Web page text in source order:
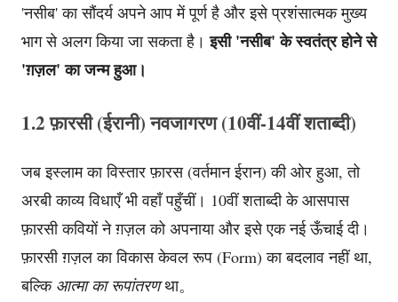
'नसीब' का सौंदर्य अपने आप में पूर्ण है और इसे प्रशंसात्मक मुख्य
भाग से अलग किया जा सकता है।इसी 'नसीब' के स्वतंत्र होने से
'ग़ज़ल' का जन्म हुआ।
1.2 फ़ारसी (ईरानी) नवजागरण (10वीं-14वीं शताब्दी)
जब इस्लाम का विस्तार फ़ारस (वर्तमान ईरान) की ओर हुआ, तो
अरबी काव्य विधाएँ भी वहाँ पहुँचीं। 10वीं शताब्दी के आसपास
फ़ारसी कवियों ने ग़ज़ल को अपनाया और इसे एक नई ऊँचाई दी।
फ़ारसी ग़ज़ल का विकास केवल रूप (Form) का बदलाव नहीं था,
बल्कि आत्मा का रूपांतरणथा。